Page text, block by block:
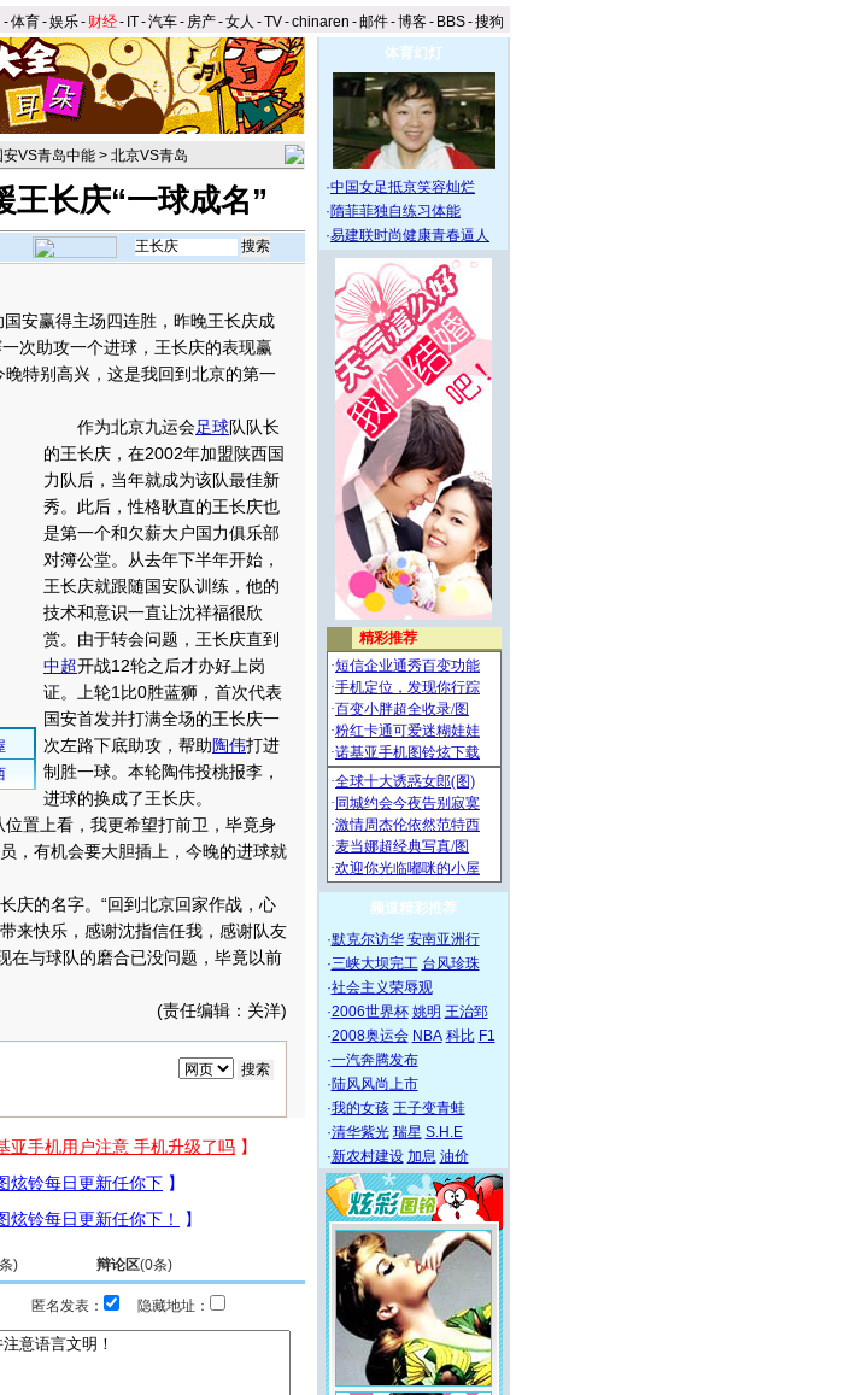
-体育-娱乐- 财经- IT-汽车- 房产-女人 -TV-chinaren -邮件-博客- BBS-搜狗
安VS青岛中能 > 北京VS青岛
王长庆“一球成名”
安赢得主场四连胜，昨晚王长庆成
次助攻一个进球，王长庆的表现赢
特别高兴，这是我回到北京的第一
作为北京九运会足球队队长
的王长庆，在2002年加盟陕西国
力队后，当年就成为该队最佳新
秀。此后，性格耿直的王长庆也
是第一个和欠薪大户国力俱乐部
对簿公堂。从去年下半年开始，
王长庆就跟随国安队训练，他的
技术和意识一直让沈祥福很欣
赏。由于转会问题，王长庆直到
中超开战12轮之后才办好上岗
证。上轮1比0胜蓝狮，首次代表
国安首发并打满全场的王长庆一
次左路下底助攻，帮助陶伟打进
制胜一球。本轮陶伟投桃报李，
进球的换成了王长庆。
置上看，我更希望打前卫，毕竟身
，有机会要大胆插上，今晚的进球就
的名字。“回到北京回家作战，心
来快乐，感谢沈指信任我，感谢队友
在与球队的磨合已没问题，毕竟以前
(责任编辑：关洋)
条) 辩论区(0条)
匿名发表： 隐藏地址：
体育幻灯
·中国女足抵京笑容灿烂
·隋菲菲独自练习体能
·易建联时尚健康青春逼人
频道精彩推荐
·默克尔访华 安南亚洲行
·三峡大坝完工 台风珍珠
·社会主义荣辱观
·2006世界杯 姚明 王治郅
·2008奥运会 NBA 科比 F1
·一汽奔腾发布
·陆风风尚上市
·我的女孩 王子变青蛙
·清华紫光 瑞星 S.H.E
·新农村建设 加息 油价